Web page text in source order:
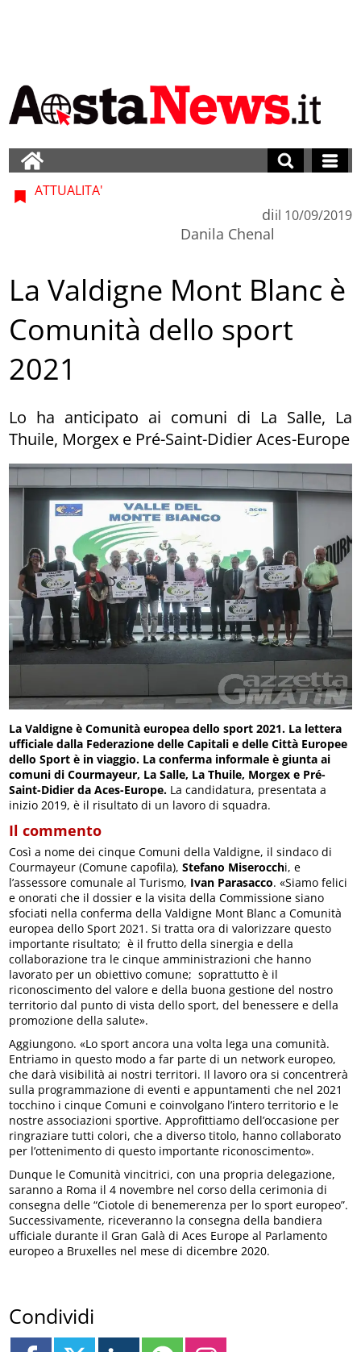
ATTUALITA'
di
Danila Chenal
il 10/09/2019
La Valdigne Mont Blanc è
Comunità dello sport
2021
Lo ha anticipato ai comuni di La Salle, La
Thuile, Morgex e Pré-Saint-Didier Aces-Europe
La Valdigne è Comunità europea dello sport 2021. La lettera
ufficiale dalla Federazione delle Capitali e delle Città Europee
dello Sport è in viaggio. La conferma informale è giunta ai
comuni di Courmayeur, La Salle, La Thuile, Morgex e Pré-
Saint-Didier da Aces-Europe. La candidatura, presentata a
inizio 2019, è il risultato di un lavoro di squadra.
Il commento
Così a nome dei cinque Comuni della Valdigne, il sindaco di
Courmayeur (Comune capofila),Stefano Miserocchi, e
l’assessore comunale al Turismo, Ivan Parasacco. «Siamo felici
e onorati che il dossier e la visita della Commissione siano
sfociati nella conferma della Valdigne Mont Blanc a Comunità
europea dello Sport 2021. Si tratta ora di valorizzare questo
importante risultato; è il frutto della sinergia e della
collaborazione tra le cinque amministrazioni che hanno
lavorato per un obiettivo comune; soprattutto è il
riconoscimento del valore e della buona gestione del nostro
territorio dal punto di vista dello sport, del benessere e della
promozione della salute».
Aggiungono. «Lo sport ancora una volta lega una comunità.
Entriamo in questo modo a far parte di un network europeo,
che darà visibilità ai nostri territori. Il lavoro ora si concentrerà
sulla programmazione di eventi e appuntamenti che nel 2021
tocchino i cinque Comuni e coinvolgano l’intero territorio e le
nostre associazioni sportive. Approfittiamo dell’occasione per
ringraziare tutti colori, che a diverso titolo, hanno collaborato
per l’ottenimento di questo importante riconoscimento».
Dunque le Comunità vincitrici, con una propria delegazione,
saranno a Roma il 4 novembre nel corso della cerimonia di
consegna delle “Ciotole di benemerenza per lo sport europeo”.
Successivamente, riceveranno la consegna della bandiera
ufficiale durante il Gran Galà di Aces Europe al Parlamento
europeo a Bruxelles nel mese di dicembre 2020.
Condividi